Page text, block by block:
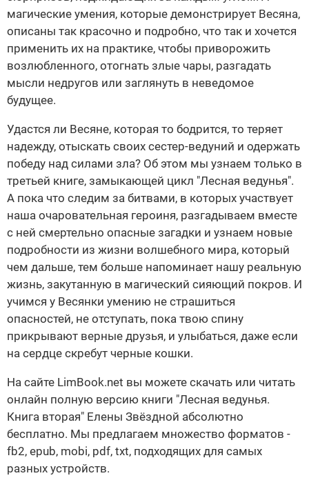
магические умения, которые демонстрирует Весяна,
описаны так красочно и подробно, что так и хочется
применить их на практике, чтобы приворожить
возлюбленного, отогнать злые чары, разгадать
мысли недругов или заглянуть в неведомое
будущее.
Удастся ли Весяне, которая то бодрится, то теряет
надежду, отыскать своих сестер-ведуний и одержать
победу над силами зла? Об этом мы узнаем только в
третьей книге, замыкающей цикл "Лесная ведунья".
А пока что следим за битвами, в которых участвует
наша очаровательная героиня, разгадываем вместе
с ней смертельно опасные загадки и узнаем новые
подробности из жизни волшебного мира, который
чем дальше, тем больше напоминает нашу реальную
жизнь, закутанную в магический сияющий покров. И
учимся у Весянки умению не страшиться
опасностей, не отступать, пока твою спину
прикрывают верные друзья, и улыбаться, даже если
на сердце скребут черные кошки.
На сайте LimBook.net вы можете скачать или читать
онлайн полную версию книги "Лесная ведунья.
Книга вторая" Елены Звёздной абсолютно
бесплатно. Мы предлагаем множество форматов -
fb2, epub, mobi, pdf, txt, подходящих для самых
разных устройств.